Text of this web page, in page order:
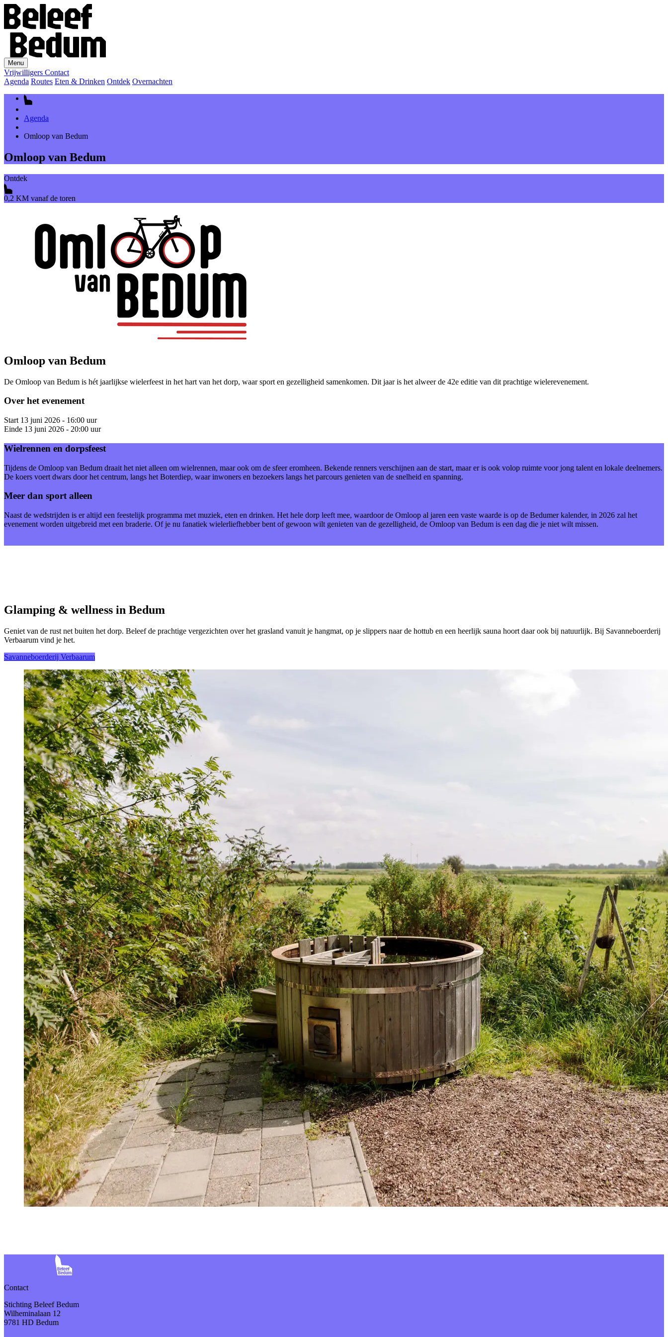
Menu
Vrijwilligers Contact
Agenda Routes Eten & Drinken Ontdek Overnachten
Agenda
Omloop van Bedum
Omloop van Bedum
Ontdek
0,2 KM vanaf de toren
Omloop van Bedum
De Omloop van Bedum is hét jaarlijkse wielerfeest in het hart van het dorp, waar sport en gezelligheid samenkomen. Dit jaar is het alweer de 42e editie van dit prachtige wielerevenement.
Over het evenement
Start 13 juni 2026 - 16:00 uur
Einde 13 juni 2026 - 20:00 uur
Wielrennen en dorpsfeest
Tijdens de Omloop van Bedum draait het niet alleen om wielrennen, maar ook om de sfeer eromheen. Bekende renners verschijnen aan de start, maar er is ook volop ruimte voor jong talent en lokale deelnemers.
De koers voert dwars door het centrum, langs het Boterdiep, waar inwoners en bezoekers langs het parcours genieten van de snelheid en spanning.
Meer dan sport alleen
Naast de wedstrijden is er altijd een feestelijk programma met muziek, eten en drinken. Het hele dorp leeft mee, waardoor de Omloop al jaren een vaste waarde is op de Bedumer kalender, in 2026 zal het
evenement worden uitgebreid met een braderie. Of je nu fanatiek wielerliefhebber bent of gewoon wilt genieten van de gezelligheid, de Omloop van Bedum is een dag die je niet wilt missen.
Glamping & wellness in Bedum
Geniet van de rust net buiten het dorp. Beleef de prachtige vergezichten over het grasland vanuit je hangmat, op je slippers naar de hottub en een heerlijk sauna hoort daar ook bij natuurlijk. Bij Savanneboerderij
Verbaarum vind je het.
Savanneboerderij Verbaarum
Contact
Stichting Beleef Bedum
Wilheminalaan 12
9781 HD Bedum